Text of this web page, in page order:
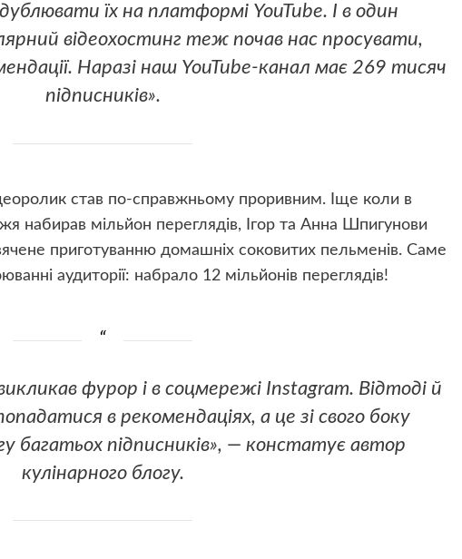
їх на платформі YouTube. І в один
відеохостинг теж почав нас просувати,
Наразі наш YouTube-канал має 269 тисяч
підписників».
став по-справжньому проривним. Іще коли в
набирав мільйон переглядів, Ігор та Анна Шпигунови
приготуванню домашніх соковитих пельменів. Саме
аудиторії: набрало 12 мільйонів переглядів!
фурор і в соцмережі Instagram. Відтоді й
в рекомендаціях, а це зі свого боку
багатьох підписників», — констатує автор
кулінарного блогу.